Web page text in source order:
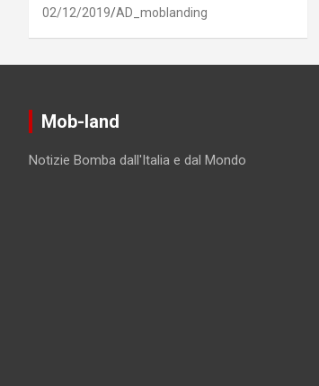
02/12/2019 AD_moblanding
Mob-land
Notizie Bomba dall'Italia e dal Mondo